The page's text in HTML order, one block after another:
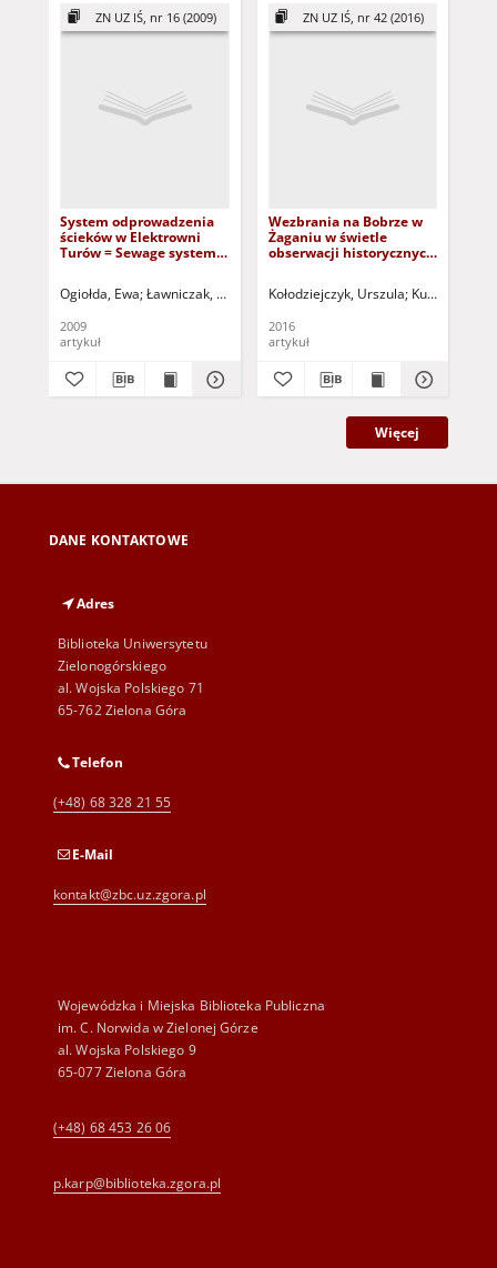
ZN UZ IŚ, nr 16 (2009)
System odprowadzenia
ścieków w Elektrowni
Turów = Sewage system
Ogiołda, Ewa Ławniczak, Sławomir Greinert, Andrzej - red.
2009
artykuł
ZN UZ IŚ, nr 42 (2016)
Wezbrania na Bobrze w
Żaganiu w świetle
obserwacji historycznych
in the light of historic
Kołodziejczyk, Urszula Kuroczycki,
2016
artykuł
Więcej
DANE KONTAKTOWE
Adres
Biblioteka Uniwersytetu
Zielonogórskiego
al. Wojska Polskiego 71
65-762 Zielona Góra
Telefon
(+48) 68 328 21 55
E-Mail
kontakt@zbc.uz.zgora.pl
Wojewódzka i Miejska Biblioteka Publiczna
im. C. Norwida w Zielonej Górze
al. Wojska Polskiego 9
65-077 Zielona Góra
(+48) 68 453 26 06
p.karp@biblioteka.zgora.pl